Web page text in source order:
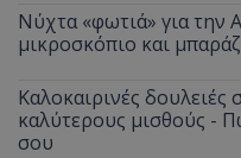
Νύχτα «φωτιά» για την
μικροσκόπιο και
Καλοκαιρινές δουλειές
καλύτερους μισθούς -
σου